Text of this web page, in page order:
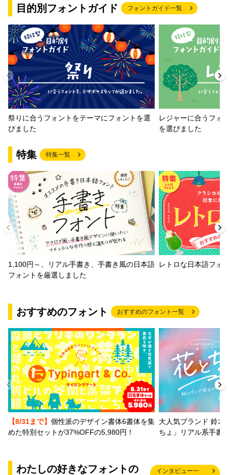
目的別フォントガイド フォントガイド一覧
祭りに合うフォントをテーマにフォントを選
びました
レジャーに合うフォ
を選びました
特集 特集一覧
1,100円～、リアル手書き、手書き風の日本語
フォントを厳選しました
レトロな日本語フォ
おすすめのフォント おすすめのフォント一覧
【8/31まで】 個性派のデザイン書体6書体を集
めた特別セットが37%OFFの5,980円！
大人気ブランド 鈴木
ちょ」リアル系手書
わたしの好きなフォントの
インタビュー一